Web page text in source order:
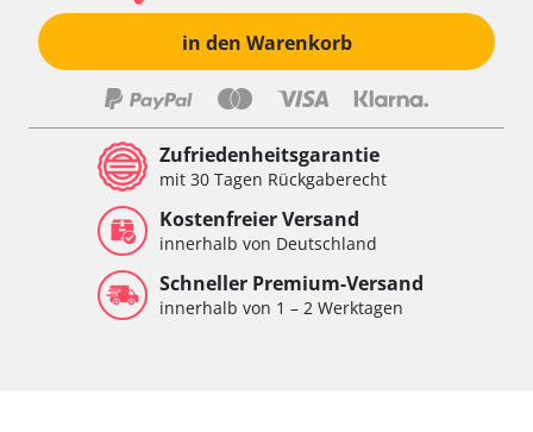
in den Warenkorb
Zufriedenheitsgarantie
mit 30 Tagen Rückgaberecht
Kostenfreier Versand
innerhalb von Deutschland
Schneller Premium-Versand
innerhalb von 1 – 2 Werktagen